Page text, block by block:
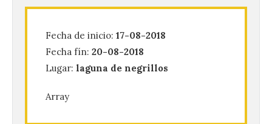
Fecha de inicio: 17-08-2018
Fecha fín: 20-08-2018
Lugar: laguna de negrillos
Array
los 80 y 90 para el 16 de
6 Ago 2026
ciudad. El Salón de Plenos